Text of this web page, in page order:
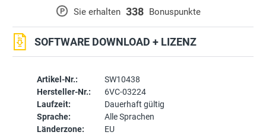
Artikel-Nr.:
SW10438
Hersteller-Nr.:
6VC-03224
Laufzeit:
Dauerhaft gültig
Sprache:
Alle Sprachen
Länderzone:
EU
P Sie erhalten 338 Bonuspunkte
SOFTWARE DOWNLOAD + LIZENZ